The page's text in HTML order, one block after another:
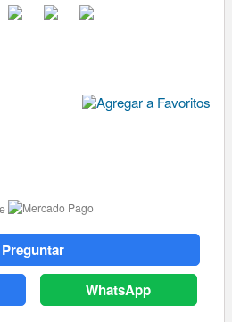
Preguntar
WhatsApp